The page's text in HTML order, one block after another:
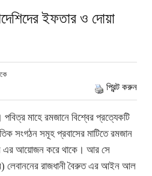
ইফতার ও দোয়া
প্রিন্ট করুন
পবিত্র মাহে রমজানে বিশ্বের প্রত্যেকটি
সংগঠন সমূহ প্রবাসের মাটিতে রমজান
এর আয়োজন করে থাকে। আর সে
লেবাননের রাজধানী বৈরুত এর আইন আল